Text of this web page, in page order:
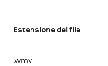
Estensione del file
.wmv